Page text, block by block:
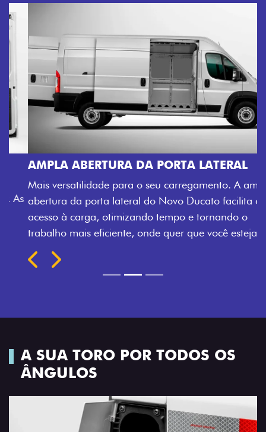
AMPLA ABERTURA DA PORTA LATERAL
Mais versatilidade para o seu carregamento. A ampla
abertura da porta lateral do Novo Ducato facilita o
acesso à carga, otimizando tempo e tornando o
trabalho mais eficiente, onde quer que você esteja.
Previous
Next
ÂNGULOS